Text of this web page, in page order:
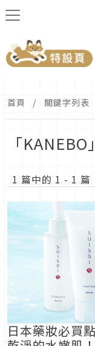
首頁 關鍵字列表
「
1 篇中的 1 - 1 篇
日本藥妝必買